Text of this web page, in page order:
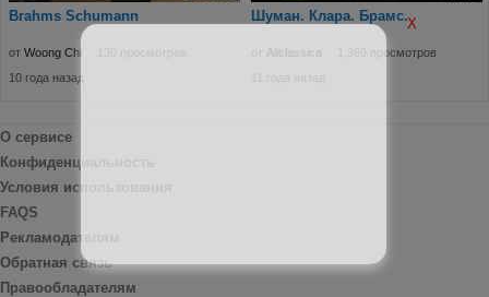
Brahms Schumann
от Woong Chi
130 просмотров
10 года назад
Шуман. Клара. Брамс.
от Allclassica
1,369 просмотров
11 года назад
О сервисе
Конфиденциальность
Условия использования
FAQS
Рекламодателям
Обратная связь
Правообладателям
X